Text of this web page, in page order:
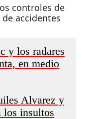
controles de
accidentes
y los radares
en medio
Alvarez y
los insultos